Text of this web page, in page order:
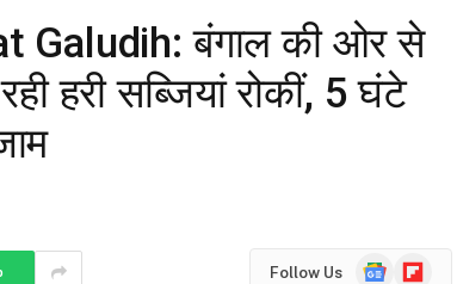
Galudih: बंगाल की ओर से
हरी सब्जियां रोकीं, 5 घंटे
Follow Us
GoogleFlipboard